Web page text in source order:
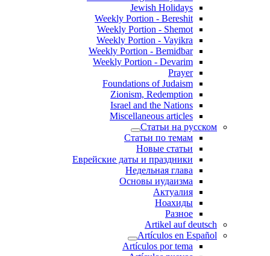
Jewish Holidays
Weekly Portion - Bereshit
Weekly Portion - Shemot
Weekly Portion - Vayikra
Weekly Portion - Bemidbar
Weekly Portion - Devarim
Prayer
Foundations of Judaism
Zionism, Redemption
Israel and the Nations
Miscellaneous articles
Статьи на русском
Статьи по темам
Новые статьи
Еврейские даты и праздники
Недельная глава
Основы иудаизма
Актуалия
Ноахиды
Разное
Artikel auf deutsch
Artículos en Español
Artículos por tema